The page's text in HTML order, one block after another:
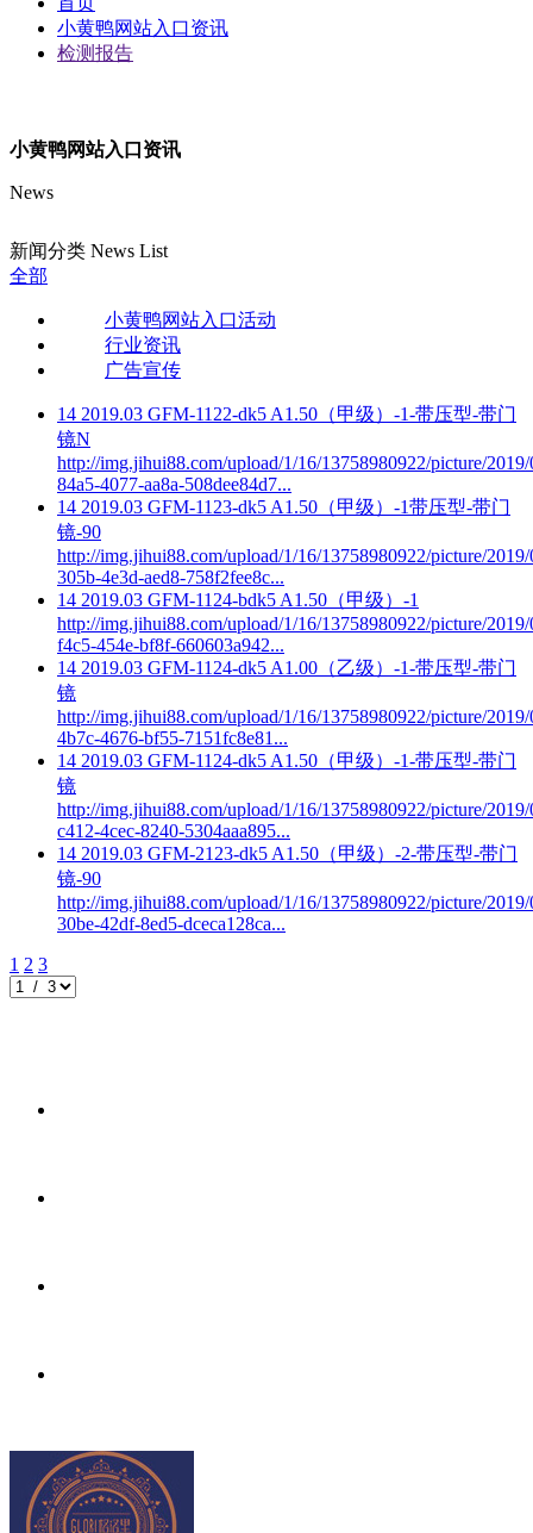
小黄鸭网站入口资讯
检测报告
小黄鸭网站入口资讯
News
新闻分类 News List
全部
小黄鸭网站入口活动
行业资讯
广告宣传
14 2019.03 GFM-1122-dk5 A1.50（甲级）-1-带压型-带门
镜N
http://img.jihui88.com/upload/1/16/13758980922/picture/
84a5-4077-aa8a-508dee84d7...
14 2019.03 GFM-1123-dk5 A1.50（甲级）-1带压型-带门
镜-90
http://img.jihui88.com/upload/1/16/13758980922/picture/
305b-4e3d-aed8-758f2fee8c...
14 2019.03 GFM-1124-bdk5 A1.50（甲级）-1
http://img.jihui88.com/upload/1/16/13758980922/picture/
f4c5-454e-bf8f-660603a942...
14 2019.03 GFM-1124-dk5 A1.00（乙级）-1-带压型-带门
镜
http://img.jihui88.com/upload/1/16/13758980922/picture/
4b7c-4676-bf55-7151fc8e81...
14 2019.03 GFM-1124-dk5 A1.50（甲级）-1-带压型-带门
镜
http://img.jihui88.com/upload/1/16/13758980922/picture/
c412-4cec-8240-5304aaa895...
14 2019.03 GFM-2123-dk5 A1.50（甲级）-2-带压型-带门
镜-90
http://img.jihui88.com/upload/1/16/13758980922/picture/
30be-42df-8ed5-dceca128ca...
1 2 3